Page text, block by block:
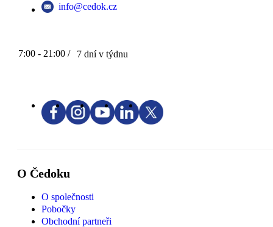
info@cedok.cz
7:00 - 21:00 / 7 dní v týdnu
O Čedoku
O společnosti
Pobočky
Obchodní partneři